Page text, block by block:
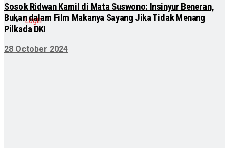
Login
Sosok Ridwan Kamil di Mata Suswono: Insinyur Beneran,
Bukan dalam Film Makanya Sayang Jika Tidak Menang
Pilkada DKI
28 October 2024